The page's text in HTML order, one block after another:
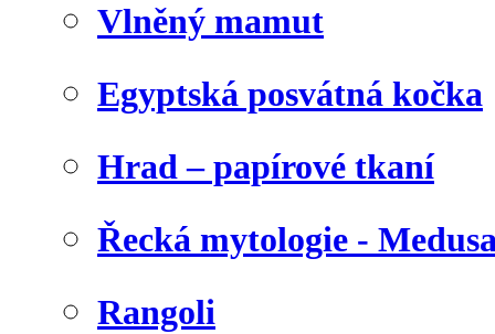
Vlněný mamut
Egyptská posvátná kočka
Hrad – papírové tkaní
Řecká mytologie -
Rangoli